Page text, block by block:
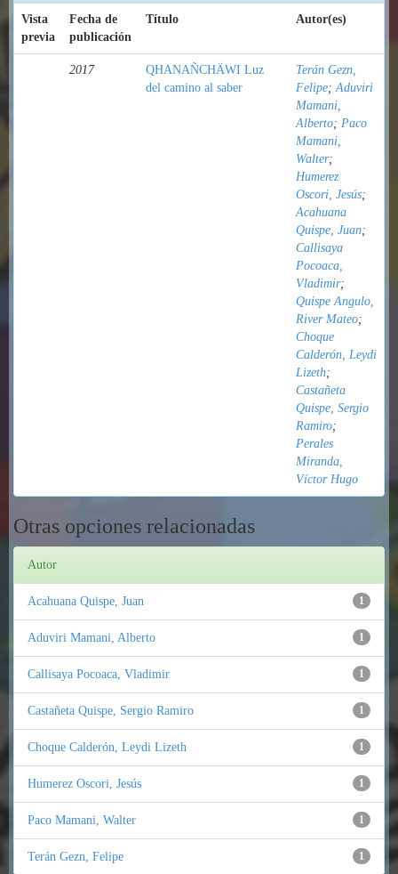
Vista
previa
Fecha de
publicación
Título Autor(es)
2017
QHANAÑCHÄWI Luz
del camino al saber
Terán Gezn,
Felipe;Aduviri
Mamani,
Alberto; Paco
Mamani,
Walter;
Humerez
Oscori, Jesús;
Acahuana
Quispe, Juan;
Callisaya
Pocoaca,
Vladimir;
Quispe Angulo,
River Mateo;
Choque
Calderón, Leydi
Lizeth;
Castañeta
Quispe, Sergio
Ramiro;
Perales
Miranda,
Víctor Hugo
Otras opciones relacionadas
Autor
1
Acahuana Quispe, Juan
1
Aduviri Mamani, Alberto
1
Callisaya Pocoaca, Vladimir
1
Castañeta Quispe, Sergio Ramiro
1
Choque Calderón, Leydi Lizeth
1
Humerez Oscori, Jesús
1
Paco Mamani, Walter
1
Terán Gezn, Felipe